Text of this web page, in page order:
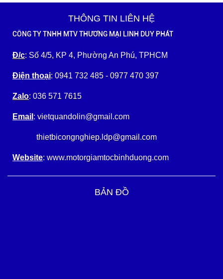
THÔNG TIN LIÊN HỆ
CÔNG TY TNHH MTV THƯƠNG MẠI LINH DUY PHÁT
Đ/c: Số 4/5, KP 4, Phường An Phú, TPHCM
Điện thoại: 0941 732 485 - 0977 470 397
Zalo: 036 571 7615
Email : vietquandolin@gmail.com
thietbicongnghiep.ldp@gmail.com
Website: www.motorgiamtocbinhduong.com
BẢN ĐỒ